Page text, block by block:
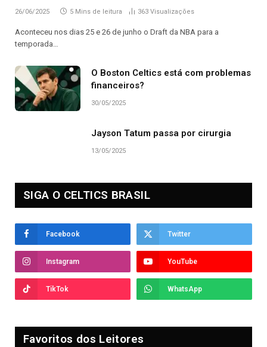
26/06/2025 5 Mins de leitura 363 Visualizações
Aconteceu nos dias 25 e 26 de junho o Draft da NBA para a
temporada…
O Boston Celtics está com problemas
financeiros?
30/05/2025
Jayson Tatum passa por cirurgia
13/05/2025
SIGA O CELTICS BRASIL
Facebook Twitter
Instagram YouTube
TikTok WhatsApp
Favoritos dos Leitores